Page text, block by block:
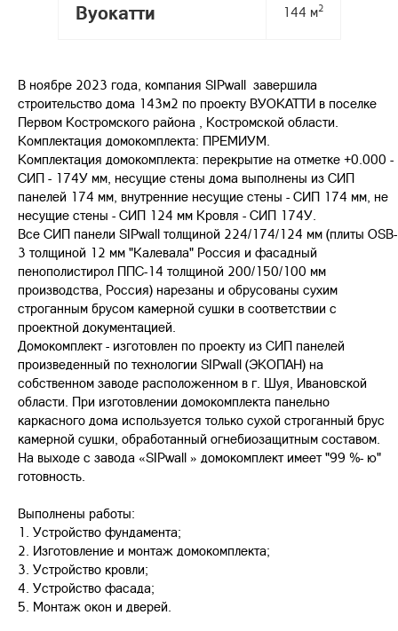
Вуокатти 144 м2
В ноябре 2023 года, компания SIPwall завершила
строительство дома 143м2 по проекту ВУОКАТТИ в поселке
Первом Костромского района , Костромской области.
Комплектация домокомплекта: ПРЕМИУМ.
Комплектация домокомплекта: перекрытие на отметке +0.000 -
СИП - 174У мм, несущие стены дома выполнены из СИП
панелей 174 мм, внутренние несущие стены - СИП 174 мм, не
несущие стены - СИП 124 мм Кровля - СИП 174У.
Все СИП панели SIPwall толщиной 224/174/124 мм (плиты OSB-
3 толщиной 12 мм "Калевала" Россия и фасадный
пенополистирол ППС-14 толщиной 200/150/100 мм
производства, Россия) нарезаны и обрусованы сухим
строганным брусом камерной сушки в соответствии с
проектной документацией.
Домокомплект - изготовлен по проекту из СИП панелей
произведенный по технологии SIPwall (ЭКОПАН) на
собственном заводе расположенном в г. Шуя, Ивановской
области. При изготовлении домокомплекта панельно
каркасного дома используется только сухой строганный брус
камерной сушки, обработанный огнебиозащитным составом.
На выходе с завода «SIPwall » домокомплект имеет "99 %- ю"
готовность.
Выполнены работы:
1. Устройство фундамента;
2. Изготовление и монтаж домокомплекта;
3. Устройство кровли;
4. Устройство фасада;
5. Монтаж окон и дверей.